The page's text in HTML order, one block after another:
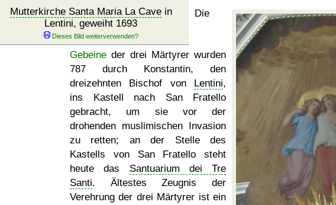
Mutterkirche Santa Maria La Cavein
Lentini, geweiht 1693
Die
Gebeine der drei Märtyrer wurden
787 durch Konstantin, den
dreizehnten Bischof von Lentini,
ins Kastell nach San Fratello
gebracht, um sie vor der
drohenden muslimischen Invasion
zu retten; an der Stelle des
Kastells von San Fratello steht
heute das Santuarium dei Tre
Santi. Ältestes Zeugnis der
Verehrung der drei Märtyrer ist ein